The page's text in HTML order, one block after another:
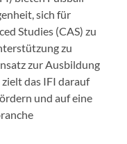
sich für
Studies (CAS) zu
zu
zur Ausbildung
das IFI darauf
und auf eine